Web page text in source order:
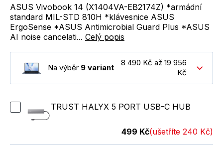
ASUS Vivobook 14 (X1404VA-EB2174Z) *armádní
standard MIL-STD 810H *klávesnice ASUS
ErgoSense *ASUS Antimicrobial Guard Plus *ASUS
AI noise cancelati... Celý popis
Na výběr 9 variant
8 490 Kč až 19 956
Kč
TRUST HALYX 5 PORT USB-C HUB
499 Kč(ušetříte 240 Kč)